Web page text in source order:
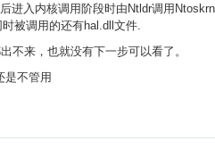
入内核调用阶段时由Ntldr调用
被调用的还有hal.dll文件.
不来，也就没有下一步可以看了。
是不管用